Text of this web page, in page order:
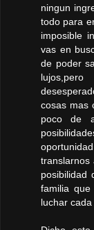
ningun
todo para
imposible
vas en
de poder
cosas mas
poco de
translarnos
posibilidad
familia
luchar cada